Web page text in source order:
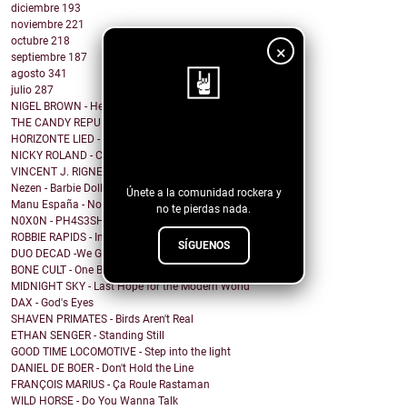
×
Únete a la comunidad rockera y
no te pierdas nada.
SÍGUENOS
diciembre 193
noviembre 221
octubre 218
septiembre 187
agosto 341
julio 287
NIGEL BROWN - Here Comes The Truth
THE CANDY REPUBLIC - I do not write love songs
HORIZONTE LIED - Memorias de Crónicas Futuras [Rem...
NICKY ROLAND - Carried Away
VINCENT J. RIGNEY - Beautiful Human
Nezen - Barbie Doll
Manu España - No me importa cómo voy a acabar
N0X0N - PH4S3SH1FT
ROBBIE RAPIDS - In Our House
DUO DECAD -We Got It All Worked Out
BONE CULT - One By One
MIDNIGHT SKY - Last Hope for the Modern World
DAX - God's Eyes
SHAVEN PRIMATES - Birds Aren't Real
ETHAN SENGER - Standing Still
GOOD TIME LOCOMOTIVE - Step into the light
DANIEL DE BOER - Don't Hold the Line
FRANÇOIS MARIUS - Ça Roule Rastaman
WILD HORSE - Do You Wanna Talk